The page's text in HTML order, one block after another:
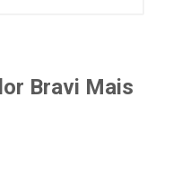
Bravi Mais